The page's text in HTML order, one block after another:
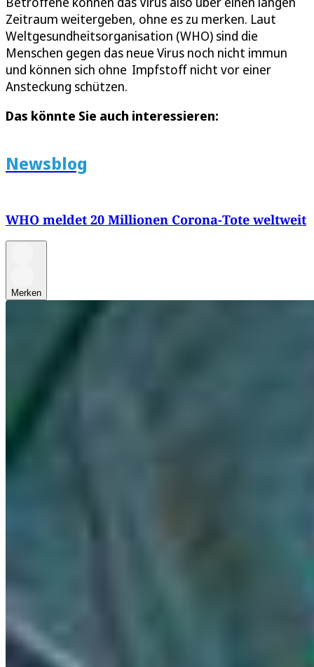
Zeitraum weitergeben, ohne es zu merken. Laut
Weltgesundheitsorganisation (WHO) sind die
Menschen gegen das neue Virus noch nicht immun
und können sich ohne Impfstoff nicht vor einer
Ansteckung schützen.
Das könnte Sie auch interessieren:
Newsblog
WHO meldet 20 Millionen Corona-Tote weltweit
Merken